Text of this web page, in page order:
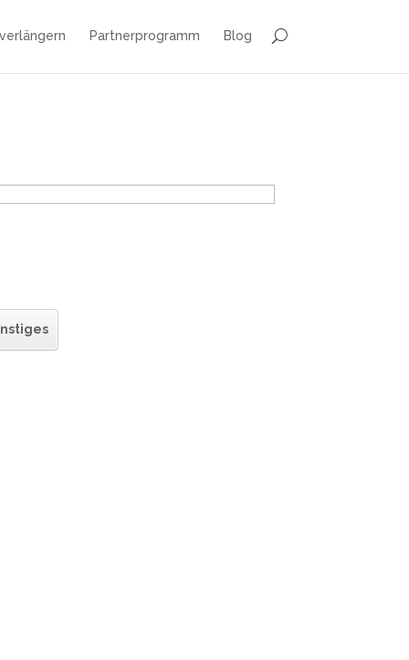
Partnerprogramm Blog